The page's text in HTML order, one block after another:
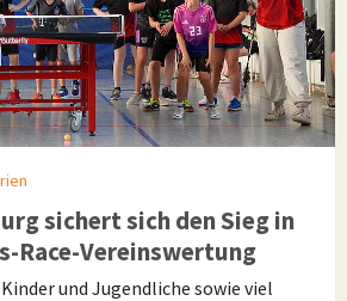
sichert sich den Sieg in
Race-Vereinswertung
Kinder und Jugendliche sowie viel